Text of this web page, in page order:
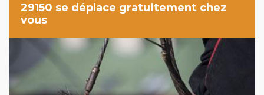
29150 se déplace gratuitement chez
vous